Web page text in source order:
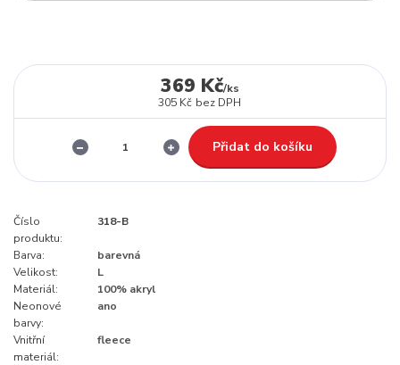
369 Kč/ks
305 Kč bez DPH
Přidat do košíku
Číslo
produktu:
318-B
Barva:
barevná
Velikost:
L
Materiál:
100% akryl
Neonové
barvy:
ano
Vnitřní
materiál:
fleece